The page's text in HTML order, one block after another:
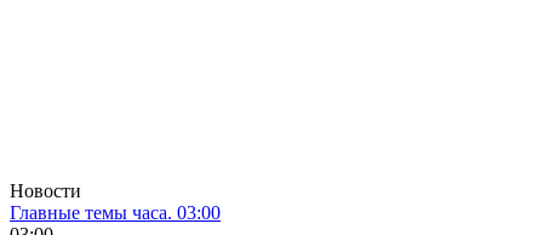
Новости
Главные темы часа. 03:00